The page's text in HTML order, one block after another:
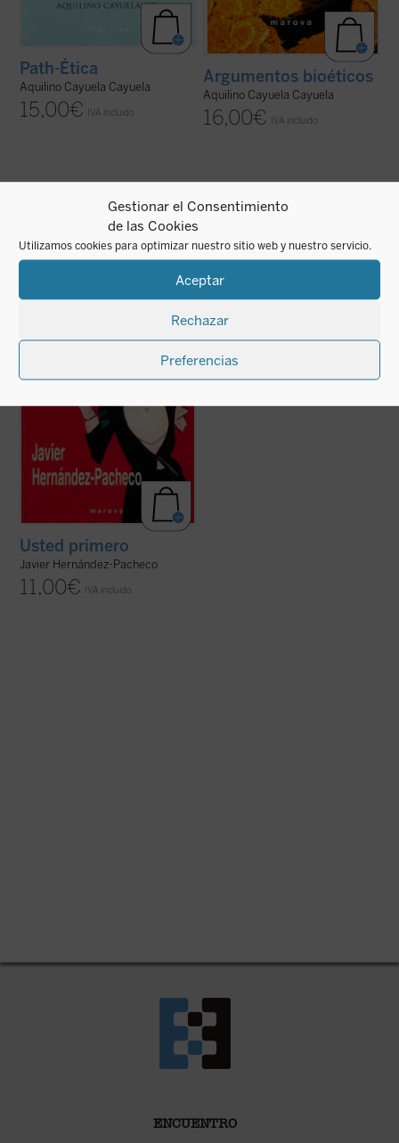
Gestionar el Consentimiento
de las Cookies
Utilizamos cookies para optimizar nuestro sitio web y nuestro servicio.
Aceptar
Rechazar
Preferencias
Path-Ética
Aquilino Cayuela Cayuela
15,00€ IVA incluido
Argumentos bioéticos
Aquilino Cayuela Cayuela
16,00€ IVA incluido
Desde Orígenes a Paco Umbral, pasando
por Rousseau, los intelectuales han
convivencia que son las «buenas
Usted primero
Javier Hernández-Pacheco
11,00€ IVA incluido
ENCUENTRO